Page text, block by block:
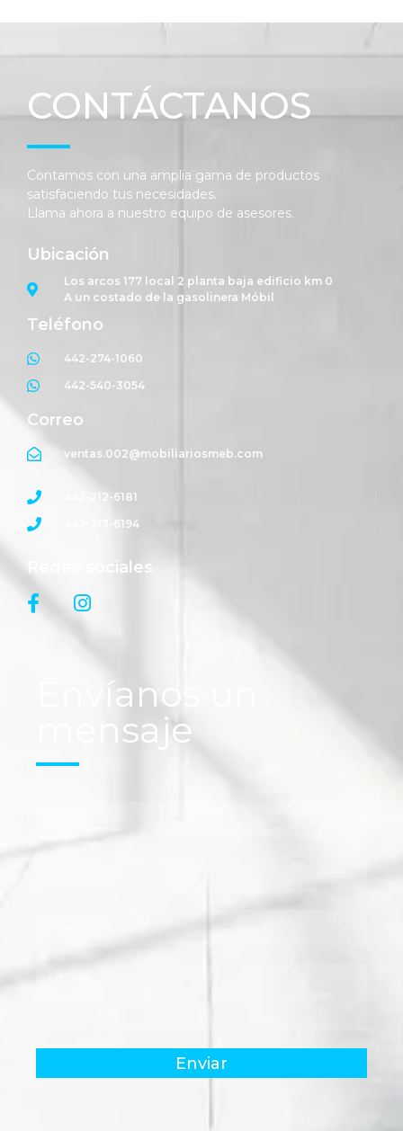
CONTÁCTANOS
Contamos con una amplia gama de productos
satisfaciendo tus necesidades.
Llama ahora a nuestro equipo de asesores.
Ubicación
Los arcos 177 local 2 planta baja edificio km 0
A un costado de la gasolinera Móbil
Teléfono
442-274-1060
442-540-3054
Correo
ventas.002@mobiliariosmeb.com
442-212-6181
442-213-6194
Redes sociales
Envíanos un
mensaje
Enviar